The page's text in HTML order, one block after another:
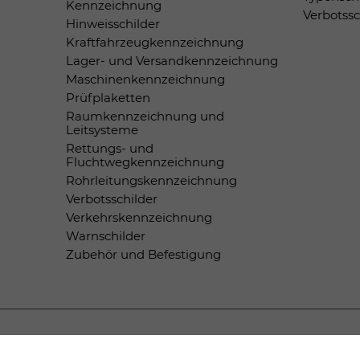
Kennzeichnung
Hinweisschilder
Kraftfahrzeugkennzeichnung
Lager- und Versandkennzeichnung
Maschinenkennzeichnung
Prüfplaketten
Raumkennzeichnung und
Leitsysteme
Rettungs- und
Fluchtwegkennzeichnung
Rohrleitungskennzeichnung
Verbotsschilder
Verkehrskennzeichnung
Warnschilder
Zubehör und Befestigung